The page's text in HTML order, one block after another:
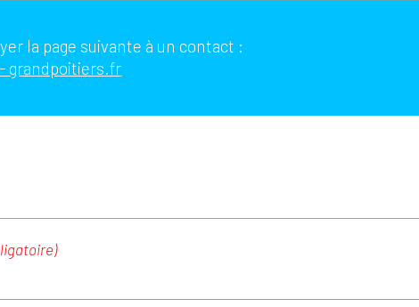
la page suivante à un contact :
grandpoitiers.fr